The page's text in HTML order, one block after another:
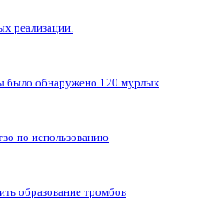
реализации.
было обнаружено 120 мурлык
по использованию
образование тромбов